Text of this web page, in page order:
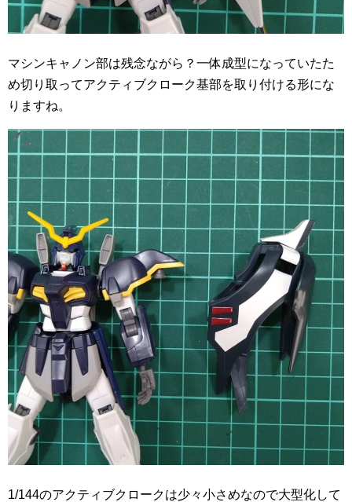
マシンキャノン部は残念ながら？一体成型になっていたた
め切り取ってアクティブクローク基部を取り付ける形にな
りますね。
1/144のアクティブクロークは少々小さめなので大型化して